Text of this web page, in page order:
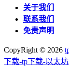
关于我们
联系我们
免责声明
CopyRight © 2026
下载-tp下载-以太